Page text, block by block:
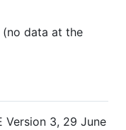
data at the
Version 3, 29 June